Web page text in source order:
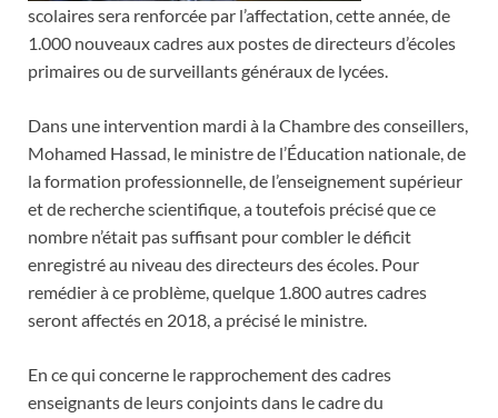
scolaires sera renforcée par l’affectation, cette année, de
1.000 nouveaux cadres aux postes de directeurs d’écoles
primaires ou de surveillants généraux de lycées.
Dans une intervention mardi à la Chambre des conseillers,
Mohamed Hassad, le ministre de l’Éducation nationale, de
la formation professionnelle, de l’enseignement supérieur
et de recherche scientifique, a toutefois précisé que ce
nombre n’était pas suffisant pour combler le déficit
enregistré au niveau des directeurs des écoles. Pour
remédier à ce problème, quelque 1.800 autres cadres
seront affectés en 2018, a précisé le ministre.
En ce qui concerne le rapprochement des cadres
enseignants de leurs conjoints dans le cadre du